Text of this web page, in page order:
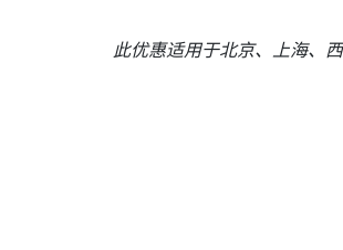
此优惠适用于北京、上海、